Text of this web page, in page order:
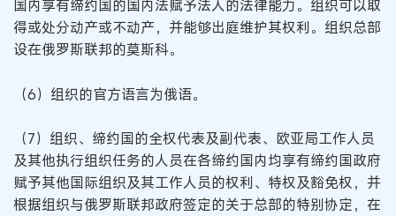
国内享有缔约国的国内法赋予法人的法律能力。组织可以取
得或处分动产或不动产，并能够出庭维护其权利。组织总部
设在俄罗斯联邦的莫斯科。
（6）组织的官方语言为俄语。
（7）组织、缔约国的全权代表及副代表、欧亚局工作人员
及其他执行组织任务的人员在各缔约国内均享有缔约国政府
赋予其他国际组织及其工作人员的权利、特权及豁免权，并
根据组织与俄罗斯联邦政府签定的关于总部的特别协定，在